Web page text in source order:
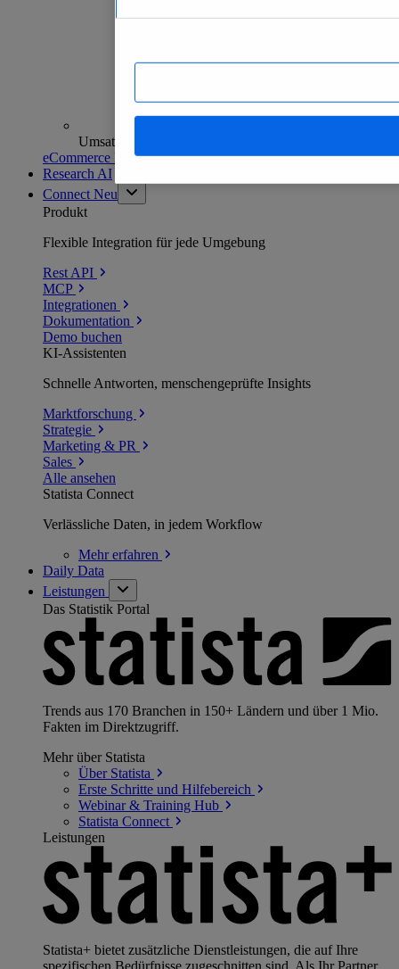
Umsatzanalysen und -prognosen
eCommerce Insights entdecken
Research AI
Connect Neu
Produkt
Flexible Integration für jede Umgebung
Rest API
MCP
Integrationen
Dokumentation
Demo buchen
KI-Assistenten
Schnelle Antworten, menschengeprüfte Insights
Marktforschung
Strategie
Marketing & PR
Sales
Alle ansehen
Statista Connect
Verlässliche Daten, in jedem Workflow
Mehrerfahren
Daily Data
Leistungen
Das Statistik Portal
Trends aus 170 Branchen in 150+ Ländern und über 1 Mio.
Fakten im Direktzugriff.
Mehr über Statista
Über Statista
Erste Schritte und Hilfebereich
Webinar & Training Hub
Statista Connect
Leistungen
Statista+ bietet zusätzliche Dienstleistungen, die auf Ihre
spezifischen Bedürfnisse zugeschnitten sind. Als Ihr Partner